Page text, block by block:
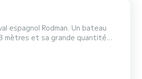
espagnol Rodman. Un bateau
mètres et sa grande quantité
faible consommation de